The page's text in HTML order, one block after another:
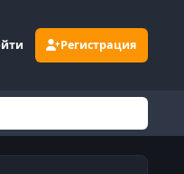
Регистрация